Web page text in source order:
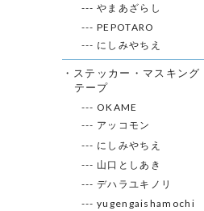
--- やまあざらし
--- PEPOTARO
--- にしみやちえ
・ステッカー・マスキング
テープ
--- OKAME
--- アッコモン
--- にしみやちえ
--- 山口としあき
--- デハラユキノリ
--- yugengaishamochi